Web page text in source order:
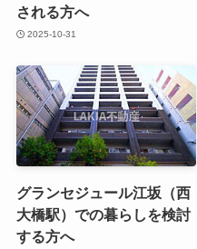
される方へ
2025-10-31
グランセジュール江坂（西
大橋駅）での暮らしを検討
する方へ